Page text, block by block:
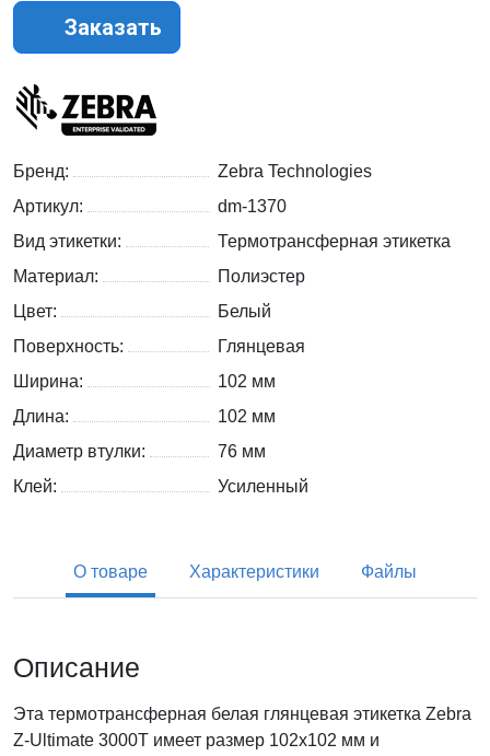
Заказать
Бренд:
Zebra Technologies
Артикул:
dm-1370
Вид этикетки:
Термотрансферная этикетка
Материал:
Полиэстер
Цвет:
Белый
Поверхность:
Глянцевая
Ширина:
102 мм
Длина:
102 мм
Диаметр втулки:
76 мм
Клей:
Усиленный
О товаре Характеристики Файлы
Описание
Эта термотрансферная белая глянцевая этикетка Zebra
Z-Ultimate 3000T имеет размер 102x102 мм и